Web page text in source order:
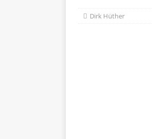
Dirk Hüther